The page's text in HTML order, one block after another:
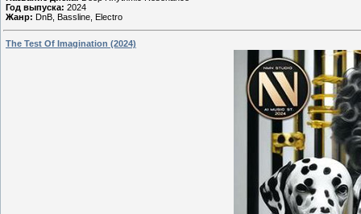
Год выпуска: 2024
Жанр: DnB, Bassline, Electro
The Test Of Imagination (2024)